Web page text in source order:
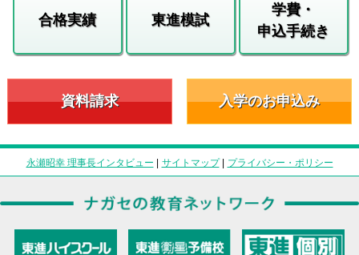
合格実績 東進模試
学費・
申込手続き
資料請求 入学のお申込み
永瀬昭幸 理事長インタビュー | サイトマップ| プライバシー・ポリシー